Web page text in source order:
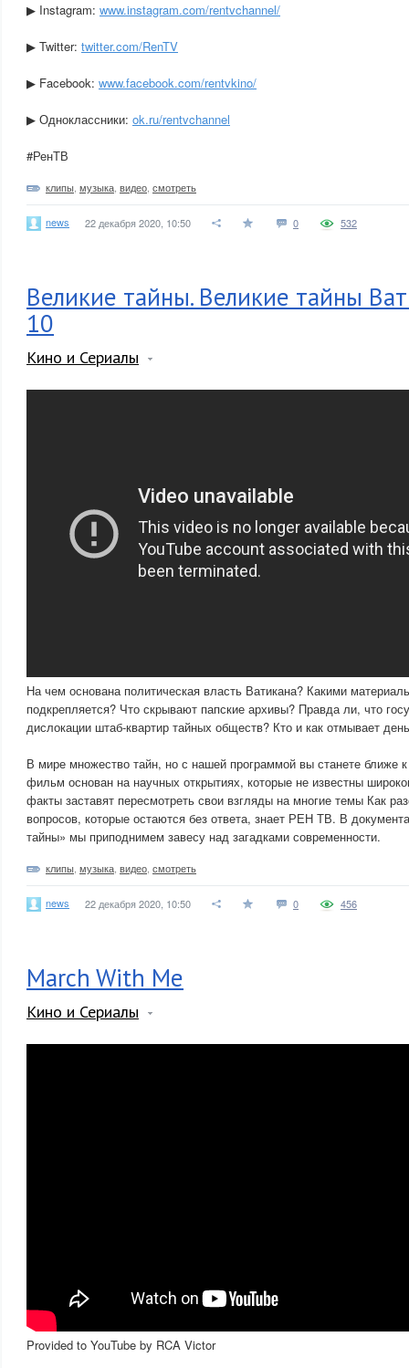
▶ Instagram: www.instagram.com/rentvchannel/
▶ Twitter: twitter.com/RenTV
▶ Facebook: www.facebook.com/rentvkino/
▶ Одноклассники: ok.ru/rentvchannel
#РенТВ
клипы музыка видео смотреть
news 22 декабря 2020, 10:50 0 532
Великие тайны. Великие тайны
10
Кино и Сериалы
На чем основана политическая власть Ватикана? Какими
подкрепляется? Что скрывают папские архивы? Правда ли, что
дислокации штаб-квартир тайных обществ? Кто и как отмывает
В мире множество тайн, но с нашей программой вы станете ближе
фильм основан на научных открытиях, которые не известны
факты заставят пересмотреть свои взгляды на многие темы Как
вопросов, которые остаются без ответа, знает РЕН ТВ. В
тайны» мы приподнимем завесу над загадками современности.
клипы музыка видео смотреть
news 22 декабря 2020, 10:50 0 456
March With Me
Кино и Сериалы
Provided to YouTube by RCA Victor